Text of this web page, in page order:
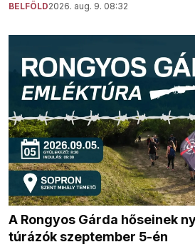
BELFÖLD2026. aug. 9. 08:32
A Rongyos Gárda hőseinek
túrázók szeptember 5-én